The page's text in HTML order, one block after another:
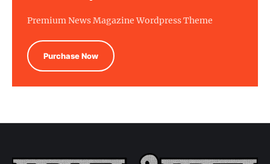
Premium News Magazine Wordpress Theme
Purchase Now